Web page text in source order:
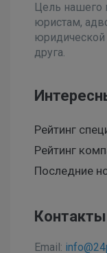
Цель нашего
юристам,
юридической
друга.
Рейтинг
Рейтинг
Последние
Контакты
Email: